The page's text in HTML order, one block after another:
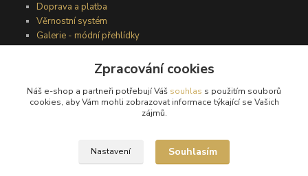
Doprava a platba
Věrnostní systém
Galerie - módní přehlídky
Obchodní podmínky
Zpracování cookies
Náš e-shop a partneři potřebují Váš souhlas s použitím souborů
cookies, aby Vám mohli zobrazovat informace týkající se Vašich
zájmů.
Nastavení Souhlasím